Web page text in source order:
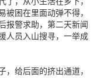
被困在里面动弹不得，
报警求助，第二天新闻
人员入山搜寻，一举成
，给后面的挤出通道，